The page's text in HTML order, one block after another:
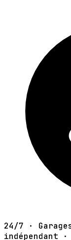
24/7 ·
indépendant